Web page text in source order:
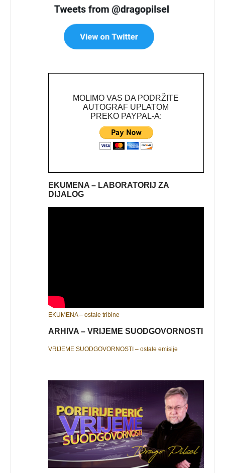
MOLIMO VAS DA PODRŽITE
AUTOGRAF UPLATOM
PREKO PAYPAL-A:
EKUMENA – LABORATORIJ ZA
DIJALOG
EKUMENA – ostale tribine
ARHIVA – VRIJEME SUODGOVORNOSTI
VRIJEME SUODGOVORNOSTI – ostale emisije